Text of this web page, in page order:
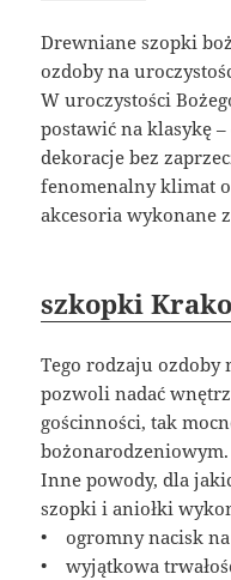
Drewniane szopki
ozdoby na
W uroczystości
postawić na klasykę
dekoracje bez
fenomenalny klimat
akcesoria wykonane
szkopki
Tego rodzaju
pozwoli nadać
gościnności, tak
bożonarodzeniowym.
Inne powody, dla
szopki i aniołki
• ogromny nacisk na
• wyjątkowa